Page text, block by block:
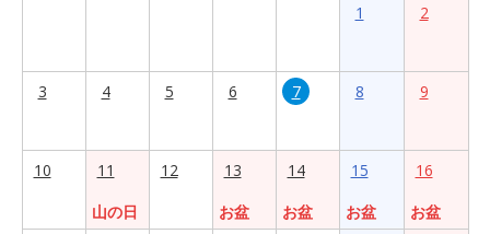
1 2
3 4 5 6 7 8 9
10
11
山の日
12
13
お盆
14
お盆
15
お盆
16
お盆